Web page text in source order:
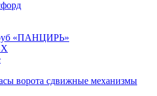
«ПАНЦИРЬ»
ворота сдвижные механизмы